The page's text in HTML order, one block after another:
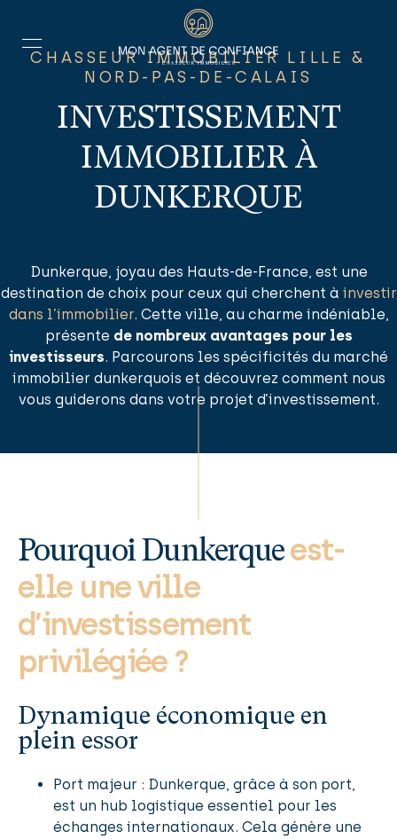
CHASSEUR IMMOBILIER LILLE &
NORD-PAS-DE-CALAIS
INVESTISSEMENT
IMMOBILIER À
DUNKERQUE
Dunkerque, joyau des Hauts-de-France, est une
destination de choix pour ceux qui cherchent à investir
dans l’immobilier. Cette ville, au charme indéniable,
présente de nombreux avantages pour les
investisseurs. Parcourons les spécificités du marché
immobilier dunkerquois et découvrez comment nous
vous guiderons dans votre projet d’investissement.
Pourquoi Dunkerqueest-
elle une ville
d’investissement
privilégiée ?
Dynamique économique en
plein essor
Port majeur : Dunkerque, grâce à son port,
est un hub logistique essentiel pour les
échanges internationaux. Cela génère une